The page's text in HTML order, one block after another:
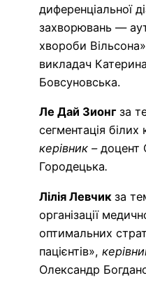
диференціальної
захворювань —
хвороби
викладач
Бовсуновська.
Ле Дай Зионг за
сегментація білих
керівник – доцент
Городецька.
Лілія Левчик за
організації
оптимальних
пацієнтів»,
Олександр